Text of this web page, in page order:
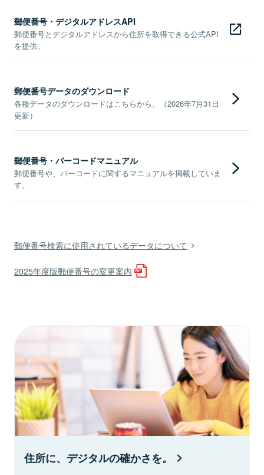
郵便番号・デジタルアドレスAPI
郵便番号とデジタルアドレスから住所を取得できる公式API
を提供。
郵便番号データのダウンロード
各種データのダウンロードはこちらから。（2026年7月31日
更新）
郵便番号・バーコードマニュアル
郵便番号や、バーコードに関するマニュアルを掲載していま
す。
郵便番号検索に使用されているデータについて
2025年度版郵便番号の変更案内
住所に、デジタルの確かさを。